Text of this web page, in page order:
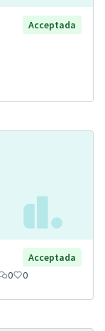
Acceptada
Acceptada
0 0